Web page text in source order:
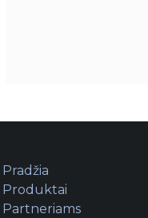
Pradžia
Produktai
Partneriams